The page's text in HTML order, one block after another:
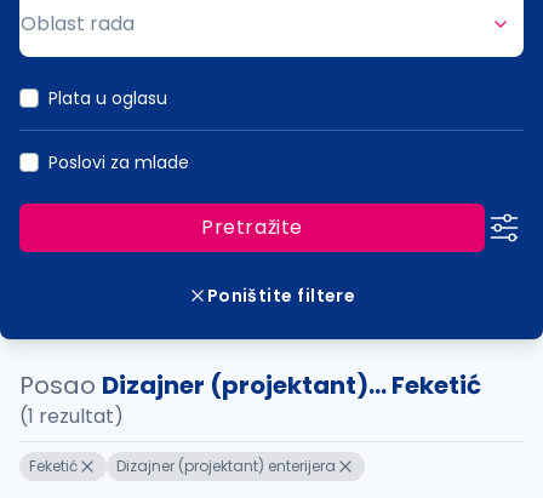
Oblast rada
Plata u oglasu
Poslovi za mlade
Pretražite
Poništite filtere
Posao Dizajner (projektant)... Feketić
(1 rezultat)
Feketić Dizajner (projektant) enterijera